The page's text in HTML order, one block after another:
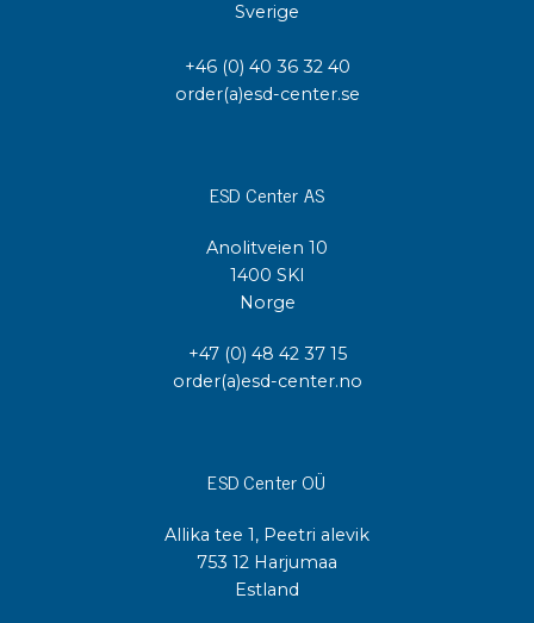
Sverige
+46 (0) 40 36 32 40
order(a)esd-center.se
ESD Center AS
Anolitveien 10
1400 SKI
Norge
+47 (0) 48 42 37 15
order(a)esd-center.no
ESD Center OÜ
Allika tee 1, Peetri alevik
753 12 Harjumaa
Estland